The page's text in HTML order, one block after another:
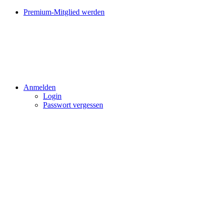
Premium-Mitglied werden
Anmelden
Login
Passwort vergessen